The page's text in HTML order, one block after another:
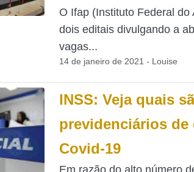
O Ifap (Instituto Federal do
dois editais divulgando a
vagas...
14 de janeiro de 2021 - Louise
INSS: Veja quais
previdenciários de
Covid-19
Em razão do alto número